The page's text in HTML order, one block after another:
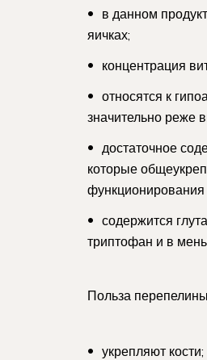
в данном
яичках;
концентрация
относятся к
значительно реже
достаточное
которые
функционирования
содержится
триптофан и в
Польза
укрепляют кости;